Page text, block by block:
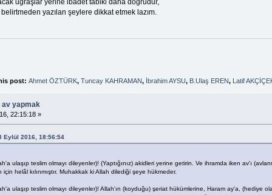
uğraşlar yerine ibadet tabiki daha doğrudur,
yazılan şeylere dikkat etmek lazım.
post: Ahmet ÖZTÜRK, Tuncay KAHRAMAN, İbrahim AYSU, B.Ulaş EREN, Latif
av yapmak
22:15:18 »
Eylül 2016, 18:56:54
ulaşıp teslim olmayı dileyenler)! (Yaptığınız) akidleri yerine getirin. Ve ihramda iken av'ı
helâl kılınmıştır. Muhakkak ki Allah dilediği şeye hükmeder.
ulaşıp teslim olmayı dileyenler)! Allah'ın (koyduğu) şeriat hükümlerine, Haram ay'a, (hediye